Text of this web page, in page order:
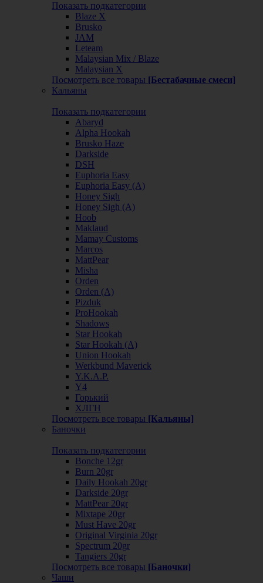
Показать подкатегории
Blaze X
Brusko
JAM
Leteam
Malaysian Mix / Blaze
Malaysian X
Посмотреть все товары [Бестабачные смеси]
Кальяны
Показать подкатегории
Abaryd
Alpha Hookah
Brusko Haze
Darkside
DSH
Euphoria Easy
Euphoria Easy (А)
Honey Sigh
Honey Sigh (А)
Hoob
Maklaud
Mamay Customs
Marcos
MattPear
Misha
Orden
Orden (А)
Pizduk
ProHookah
Shadows
Star Hookah
Star Hookah (А)
Union Hookah
Werkbund Maverick
Y.K.A.P.
Y4
Горький
ХЛГН
Посмотреть все товары [Кальяны]
Баночки
Показать подкатегории
Bonche 12gr
Burn 20gr
Daily Hookah 20gr
Darkside 20gr
MattPear 20gr
Mixtape 20gr
Must Have 20gr
Original Virginia 20gr
Spectrum 20gr
Tangiers 20gr
Посмотреть все товары [Баночки]
Чаши